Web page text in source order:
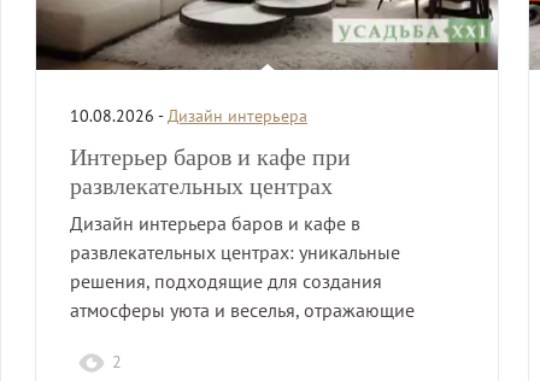
10.08.2026 - Дизайн интерьера
Интерьер баров и кафе при
развлекательных центрах
Дизайн интерьера баров и кафе в
развлекательных центрах: уникальные
решения, подходящие для создания
атмосферы уюта и веселья, отражающие
2